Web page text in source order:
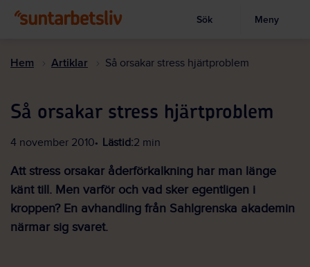
till
Visa sökruta
Sök Meny
Hem Artiklar Så orsakar stress hjärtproblem
Så orsakar stress hjärtproblem
4 november 2010 Lästid:2 min
Att stress orsakar åderförkalkning har man länge
känt till. Men varför och vad sker egentligen i
kroppen? En avhandling från Sahlgrenska akademin
närmar sig svaret.